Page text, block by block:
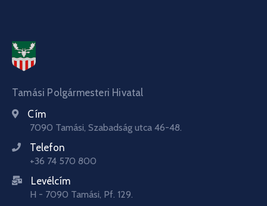
Tamási Polgármesteri Hivatal
Cím
7090 Tamási, Szabadság utca 46-48.
Telefon
+36 74 570 800
Levélcím
H - 7090 Tamási, Pf. 129.